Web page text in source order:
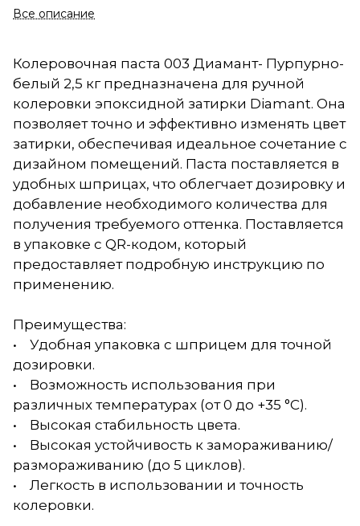
Все описание
Колеровочная паста 003 Диамант- Пурпурно-
белый 2,5 кг предназначена для ручной
колеровки эпоксидной затирки Diamant. Она
позволяет точно и эффективно изменять цвет
затирки, обеспечивая идеальное сочетание с
дизайном помещений. Паста поставляется в
удобных шприцах, что облегчает дозировку и
добавление необходимого количества для
получения требуемого оттенка. Поставляется
в упаковке с QR-кодом, который
предоставляет подробную инструкцию по
применению.
Преимущества:
• Удобная упаковка с шприцем для точной
дозировки.
• Возможность использования при
различных температурах (от 0 до +35 °С).
• Высокая стабильность цвета.
• Высокая устойчивость к замораживанию/
размораживанию (до 5 циклов).
• Легкость в использовании и точность
колеровки.